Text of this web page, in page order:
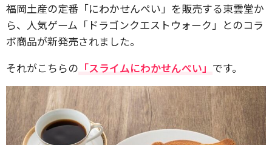
福岡土産の定番「にわかせんぺい」を販売する東雲堂か
ら、人気ゲーム「ドラゴンクエストウォーク」とのコラ
ボ商品が新発売されました。
それがこちらの 「スライムにわかせんぺい」 です。